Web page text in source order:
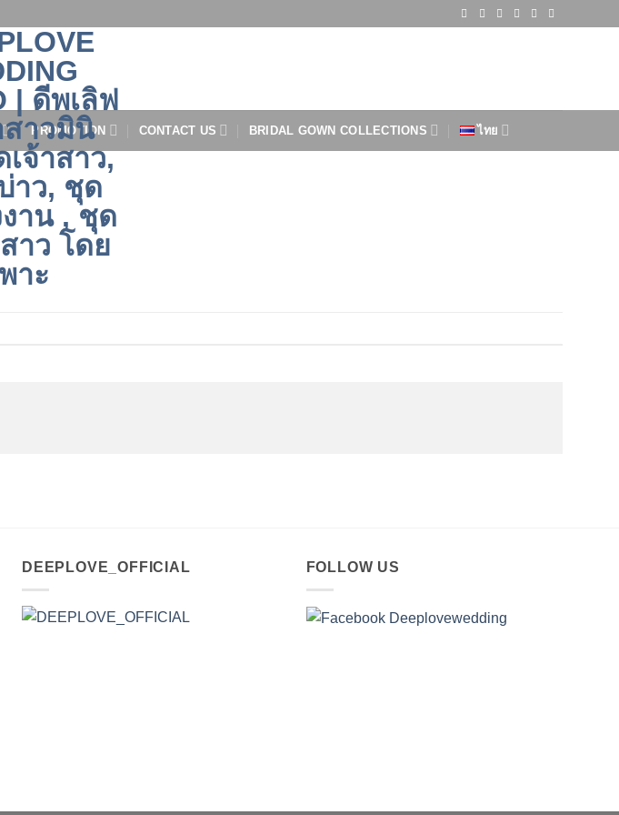
PROMOTION CONTACT US BRIDAL GOWN COLLECTIONS ไทย
DEEPLOVE_OFFICIAL FOLLOW US